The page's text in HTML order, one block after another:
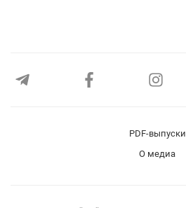
PDF-выпуски
О медиа